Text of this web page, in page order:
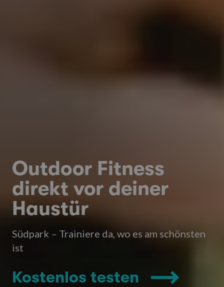
Outdoor Fitness
direkt vor deiner
Haustür
Südpark – Trainiere da, wo es am schönsten
ist
Kostenlos testen